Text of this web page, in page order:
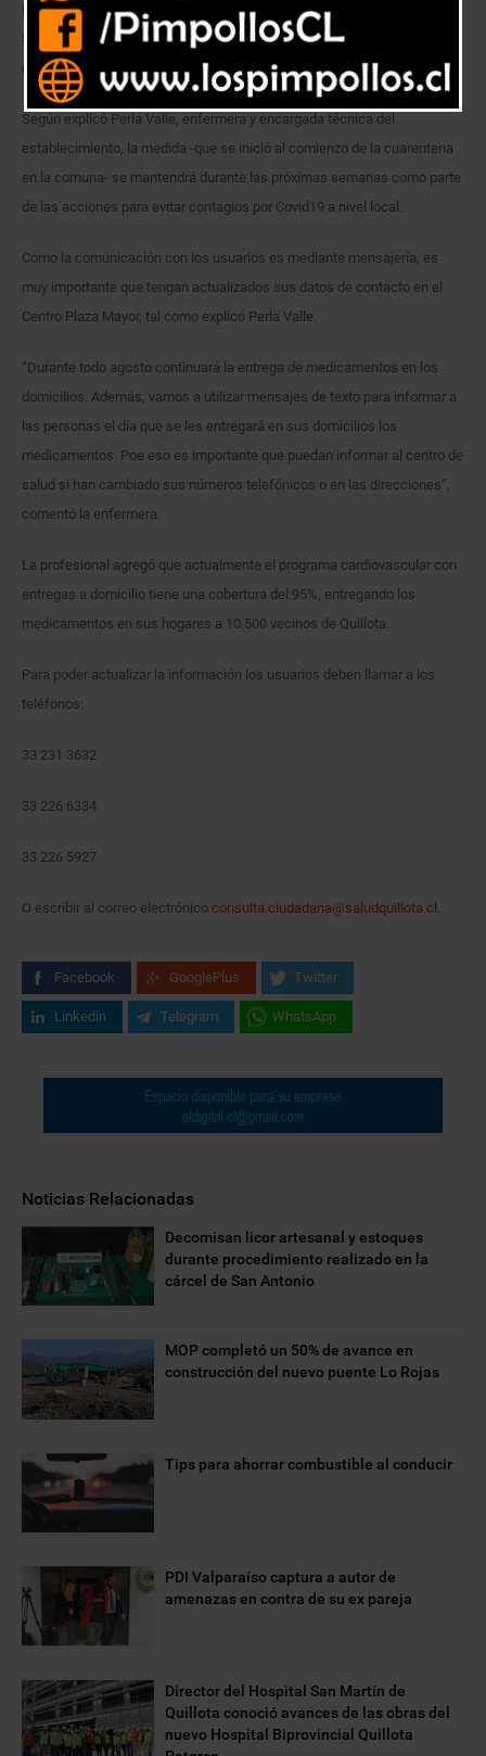
Durante agosto, el Centro de Salud Plaza Mayor, dependiente de
SaludQuillota, continuará entregando medicamentos a los adultos
mayores en sus domicilios.
Según explicó Perla Valle, enfermera y encargada técnica del
establecimiento, la medida -que se inició al comienzo de la cuarentena
en la comuna- se mantendrá durante las próximas semanas como parte
de las acciones para evitar contagios por Covid19 a nivel local.
Como la comunicación con los usuarios es mediante mensajería, es
muy importante que tengan actualizados sus datos de contacto en el
Centro Plaza Mayor, tal como explicó Perla Valle.
“Durante todo agosto continuará la entrega de medicamentos en los
domicilios. Además, vamos a utilizar mensajes de texto para informar a
las personas el día que se les entregará en sus domicilios los
medicamentos. Poe eso es importante que puedan informar al centro de
salud si han cambiado sus números telefónicos o en las direcciones”,
comentó la enfermera.
La profesional agregó que actualmente el programa cardiovascular con
entregas a domicilio tiene una cobertura del 95%, entregando los
medicamentos en sus hogares a 10.500 vecinos de Quillota.
Para poder actualizar la información los usuarios deben llamar a los
teléfonos:
33 231 3632
33 226 6334
33 226 5927
O escribir al correo electrónico consulta.ciudadana@saludquillota.cl .
Facebook GooglePlus Twitter
Linkedin Telegram WhatsApp
Noticias Relacionadas
Decomisan licor artesanal y estoques
durante procedimiento realizado en la
cárcel de San Antonio
MOP completó un 50% de avance en
construcción del nuevo puente Lo Rojas
Tips para ahorrar combustible al conducir
PDI Valparaíso captura a autor de
amenazas en contra de su ex pareja
Director del Hospital San Martín de
Quillota conoció avances de las obras del
nuevo Hospital Biprovincial Quillota